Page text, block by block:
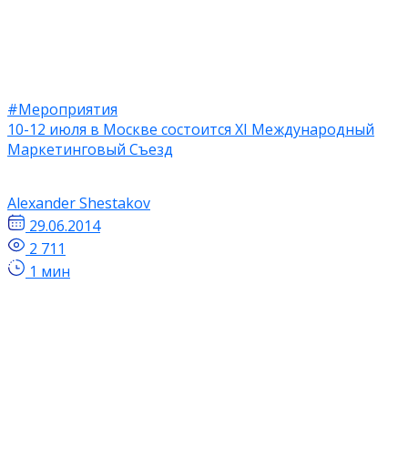
#Мероприятия
10-12 июля в Москве состоится XI Международный
Маркетинговый Съезд
Alexander Shestakov
29.06.2014
2 711
1 мин